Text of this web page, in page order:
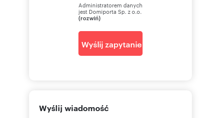
Administratorem danych
jest Domiporta Sp. z o.o.
(rozwiń)
Wyślij zapytanie
Wyślij wiadomość